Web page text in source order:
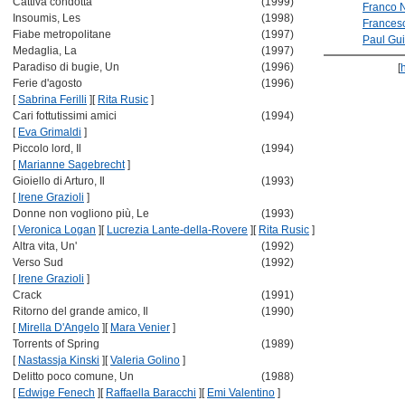
Insoumis, Les
(1998)
Fiabe metropolitane
(1997)
Medaglia, La
(1997)
Paradiso di bugie, Un
(1996)
Ferie d'agosto
(1996)
[Sabrina Ferilli ] [ Rita Rusic ]
Cari fottutissimi amici
(1994)
[ Eva Grimaldi ]
Piccolo lord, Il
(1994)
[ Marianne Sagebrecht]
Gioiello di Arturo, Il
(1993)
[ Irene Grazioli ]
Donne non vogliono più, Le
(1993)
[Veronica Logan ] [ Lucrezia Lante-della-Rovere ] [ Rita Rusic ]
Altra vita, Un'
(1992)
Verso Sud
(1992)
[ Irene Grazioli ]
Crack
(1991)
Ritorno del grande amico, Il
(1990)
[ Mirella D'Angelo ] [ Mara Venier ]
Torrents of Spring
(1989)
[ Nastassja Kinski ] [Valeria Golino ]
Delitto poco comune, Un
(1988)
[ Edwige Fenech ] [ Raffaella Baracchi ] [ Emi Valentino ]
Franco
Paul
[